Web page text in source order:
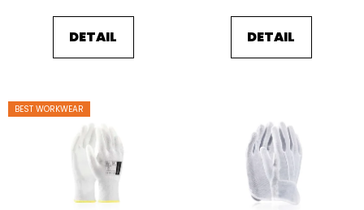
DETAIL DETAIL
BEST WORKWEAR